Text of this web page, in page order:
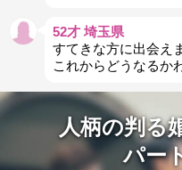
52才 埼玉県
すてきな方に出会え
これからどうなるか
人柄の判る
パー